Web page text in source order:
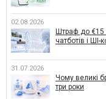
02.08.2026
Штраф до €15
чатботів і ШІ-
31.07.2026
Чому великі
три роки